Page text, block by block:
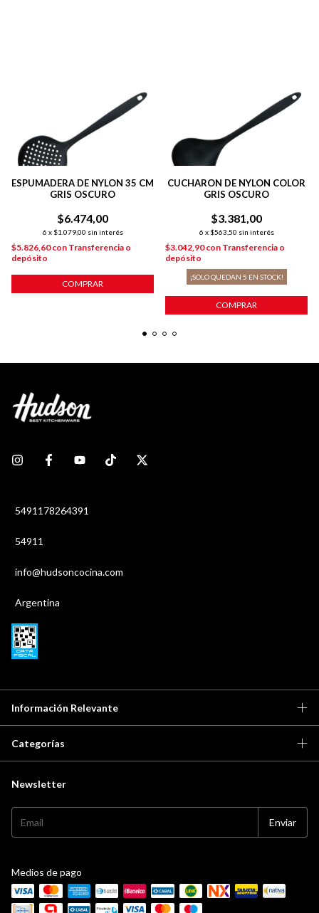
ESPUMADERA DE NYLON 35 CM
GRIS OSCURO
$6.474,00
6 x $1.079,00 sin interés
$5.826,60con Transferencia o
depósito
COMPRAR
CUCHARON DE NYLON COLOR
GRIS OSCURO
$3.381,00
6 x $563,50 sin interés
$3.042,90con Transferencia o
depósito
¡SOLO QUEDAN 5 EN STOCK!
COMPRAR
5491178264391
54911
info@hudsoncocina.com
Argentina
Información Relevante
Categorías
Newsletter
Medios de pago